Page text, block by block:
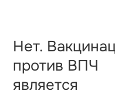
Нет.
против ВПЧ
является